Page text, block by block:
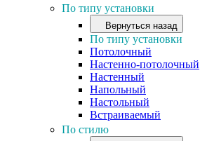
По типу установки
Вернуться назад
По типу установки
Потолочный
Настенно-потолочный
Настенный
Напольный
Настольный
Встраиваемый
По стилю